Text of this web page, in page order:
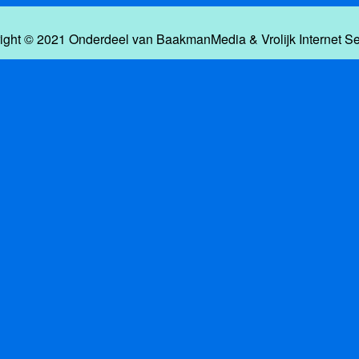
© 2021 Onderdeel van BaakmanMedia& Vrolijk Internet